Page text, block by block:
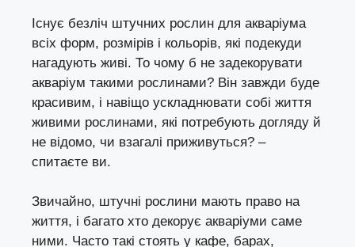
Існує безліч штучних рослин для акваріума
всіх форм, розмірів і кольорів, які подекуди
нагадують живі. То чому б не задекорувати
акваріум такими рослинами? Він завжди буде
красивим, і навіщо ускладнювати собі життя
живими рослинами, які потребують догляду й
не відомо, чи взагалі приживуться? –
спитаєте ви.
Звичайно, штучні рослини мають право на
життя, і багато хто декорує акваріуми саме
ними. Часто такі стоять у кафе, барах,